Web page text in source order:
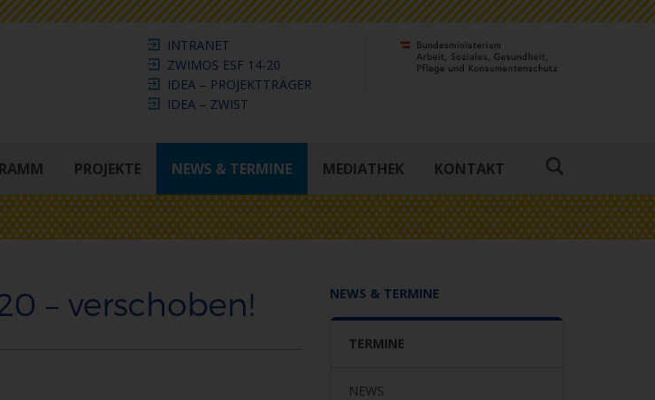
INTRANET
ZWIMOS ESF 14-20
IDEA – PROJEKTTRÄGER
IDEA – ZWIST
PROJEKTE NEWS & TERMINE MEDIATHEK KONTAKT
Suche
– verschoben! NEWS & TERMINE
TERMINE
NEWS